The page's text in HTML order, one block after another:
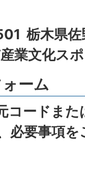
栃木県佐
業文化ス
ーム
コードま
必要事項